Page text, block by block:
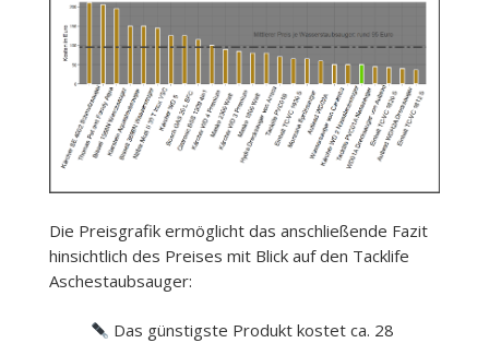
Die Preisgrafik ermöglicht das anschließende Fazit
hinsichtlich des Preises mit Blick auf den Tacklife
Aschestaubsauger:
Das günstigste Produkt kostet ca. 28